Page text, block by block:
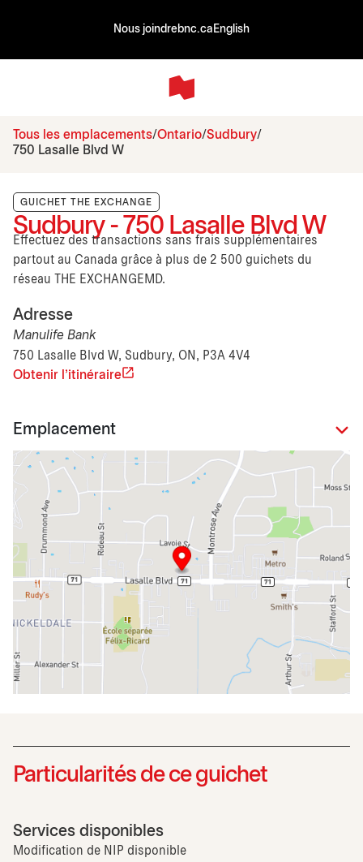
Nous joindrebnc.ca English
Tous les emplacements Ontario Sudbury
750 Lasalle Blvd W
GUICHET THE EXCHANGE
Sudbury - 750 Lasalle Blvd W
Effectuez des transactions sans frais supplémentaires
partout au Canada grâce à plus de 2 500 guichets du
réseau THE EXCHANGEMD.
Adresse
Manulife Bank
750 Lasalle Blvd W, Sudbury, ON, P3A 4V4
Obtenir l'itinéraire
Emplacement
Particularités de ce guichet
Services disponibles
Modification de NIP disponible